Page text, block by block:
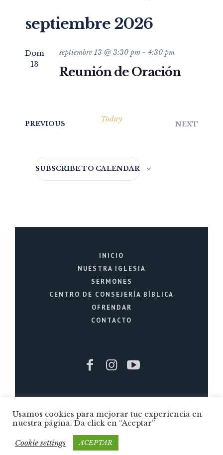
septiembre 2026
Dom
13
septiembre 13 @ 3:30 pm - 4:30 pm
Reunión de Oración
PREVIOUS
Today
NEXT
SUBSCRIBE TO CALENDAR
INICIO
NUESTRA IGLESIA
SERMONES
CENTRO DE CONSEJERÍA BÍBLICA
OFRENDAR
CONTACTO
los Derechos Reservados / Quito - Ecuador
Usamos cookies para mejorar tue experiencia en
nuestra página. Da click en “Aceptar”
Cookie settings ACEPTAR